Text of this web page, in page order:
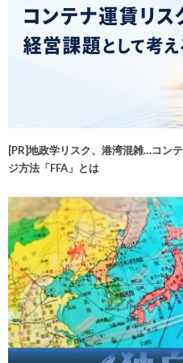
[PR]地政学リスク、港湾混雑…コン
ジ方法「FFA」とは